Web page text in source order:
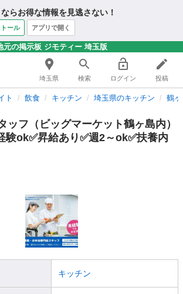
らお得な情報を見逃さない！
ール アプリで開く
元の掲示板 ジモティー 埼玉版
埼玉県 検索 ログイン 投稿
ト 飲食 キッチン 埼玉県のキッチン 鶴
ッフ（ビッグマーケット鶴ヶ島内）
験ok✅昇給あり✅週2～ok✅扶養内
キッチン